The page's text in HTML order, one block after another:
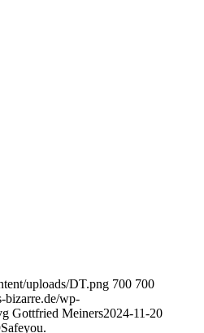
uploads/DT.png 700 700
bizarre.de/wp-
Gottfried Meiners2024-11-20
Safeyou.